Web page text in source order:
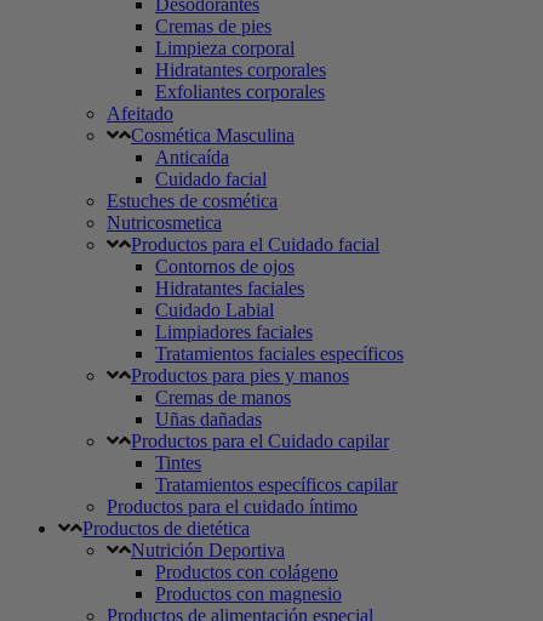
Desodorantes
Cremas de pies
Limpieza corporal
Hidratantes corporales
Exfoliantes corporales
Afeitado
Cosmética Masculina
Anticaída
Cuidado facial
Estuches de cosmética
Nutricosmetica
Productos para el Cuidado facial
Contornos de ojos
Hidratantes faciales
Cuidado Labial
Limpiadores faciales
Tratamientos faciales específicos
Productos para pies y manos
Cremas de manos
Uñas dañadas
Productos para el Cuidado capilar
Tintes
Tratamientos específicos capilar
Productos para el cuidado íntimo
Productos de dietética
Nutrición Deportiva
Productos con colágeno
Productos con magnesio
Productos de alimentación especial